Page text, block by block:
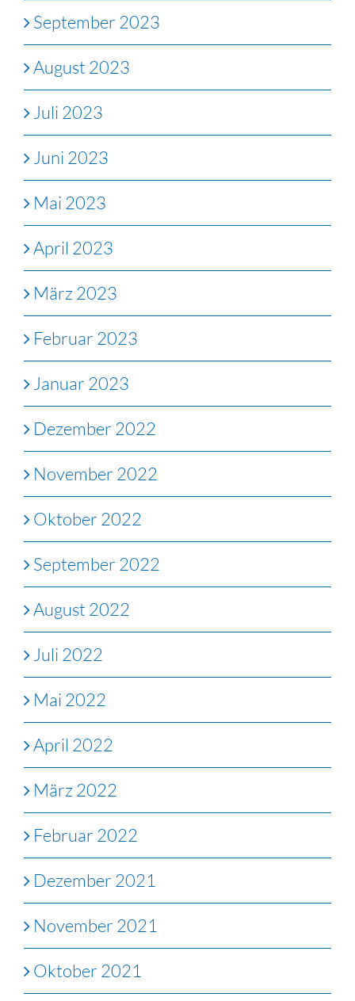
September 2023
August 2023
Juli 2023
Juni 2023
Mai 2023
April 2023
März 2023
Februar 2023
Januar 2023
Dezember 2022
November 2022
Oktober 2022
September 2022
August 2022
Juli 2022
Mai 2022
April 2022
März 2022
Februar 2022
Dezember 2021
November 2021
Oktober 2021